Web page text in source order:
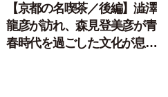
【京都の名喫茶／後編】澁澤
龍彦が訪れ、森見登美彦が青
春時代を過ごした文化が息づ